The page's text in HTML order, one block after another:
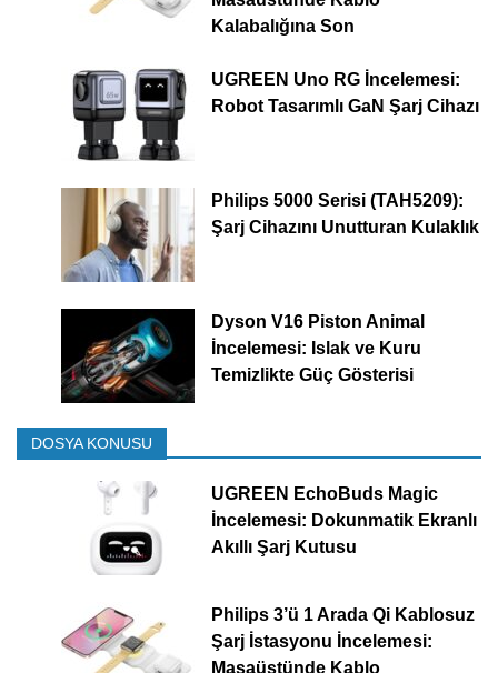
Kalabalığına Son
UGREEN Uno RG İncelemesi:
Robot Tasarımlı GaN Şarj Cihazı
Philips 5000 Serisi (TAH5209):
Şarj Cihazını Unutturan Kulaklık
Dyson V16 Piston Animal
İncelemesi: Islak ve Kuru
Temizlikte Güç Gösterisi
DOSYA KONUSU
UGREEN EchoBuds Magic
İncelemesi: Dokunmatik Ekranlı
Akıllı Şarj Kutusu
Philips 3’ü 1 Arada Qi Kablosuz
Şarj İstasyonu İncelemesi:
Masaüstünde Kablo